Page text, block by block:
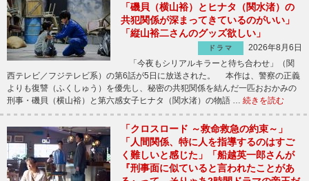
「磯貝（横山裕）とヒナタ（関水渚）の
共犯関係が深まってきているのがいい」
「縦山裕二さんのグッズ欲しい」
ドラマ
2026年8月6日
「今夜もシリアルキラーと待ち合わせ」（関
西テレビ／フジテレビ系）の第6話が5日に放送された。 本作は、警察の正義
よりも復讐（ふくしゅう）を優先し、秘密の共犯関係を結んだ一匹おおかみの
刑事・磯貝（横山裕）と第六感女子ヒナタ（関水渚）の物語 … 続きを読む
「クロスロード ～救命救急の約束～」
「人間関係、特に人を指導するのはすご
く難しいと感じた」「船越英一郎さんが
『刑事面に似ていると言われたことがあ